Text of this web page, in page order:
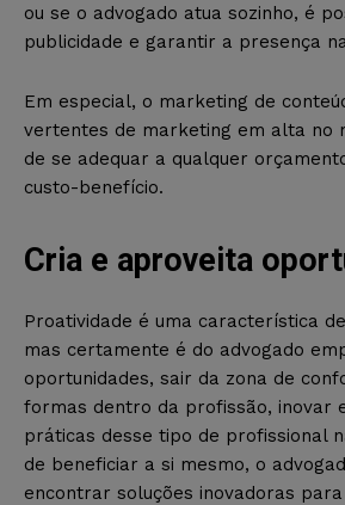
ou se o advogado atua sozinho, é
publicidade e garantir a presença
Em especial, o marketing de
vertentes de marketing em alta no
de se adequar a qualquer
custo-benefício.
Cria e aproveita
Proatividade é uma característica
mas certamente é do advogado
oportunidades, sair da zona de
formas dentro da profissão, inovar
práticas desse tipo de profissional
de beneficiar a si mesmo, o
encontrar soluções inovadoras para